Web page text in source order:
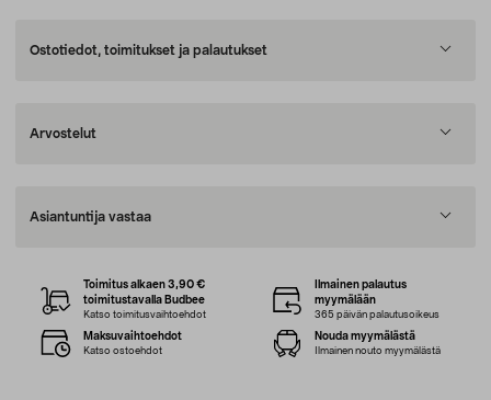
Ostotiedot, toimitukset ja palautukset
Arvostelut
Asiantuntija vastaa
Toimitus alkaen 3,90 €
toimitustavalla Budbee
Katso toimitusvaihtoehdot
Ilmainen palautus
myymälään
365 päivän palautusoikeus
Maksuvaihtoehdot
Katso ostoehdot
Nouda myymälästä
Ilmainen nouto myymälästä